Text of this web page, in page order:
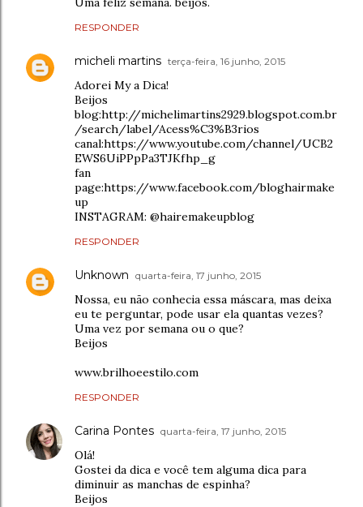
RESPONDER
micheli martins terça-feira, 16 junho, 2015
Adorei My a Dica!
Beijos
blog:http://michelimartins2929.blogspot.com.br
/search/label/Acess%C3%B3rios
canal:https://www.youtube.com/channel/UCB2
EWS6UiPPpPa3TJKfhp_g
fan
page:https://www.facebook.com/bloghairmake
up
INSTAGRAM: @hairemakeupblog
RESPONDER
Unknown quarta-feira, 17 junho, 2015
Nossa, eu não conhecia essa máscara, mas deixa
eu te perguntar, pode usar ela quantas vezes?
Uma vez por semana ou o que?
Beijos
www.brilhoeestilo.com
RESPONDER
Carina Pontes quarta-feira, 17 junho, 2015
Olá!
Gostei da dica e você tem alguma dica para
diminuir as manchas de espinha?
Beijos